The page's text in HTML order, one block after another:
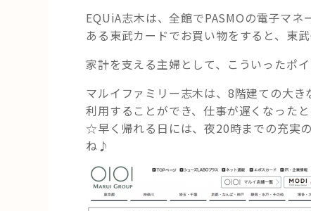
シ
ョ
ッ
ン
グ！
EQUiA（エ
キ
ア）
と
マ
EQUiA志木は、全館でPASMOの電子マ
ある東武カードでお買い物をすると、東
家計を支える主婦として、こういったポ
マルイファミリー志木は、8階建ての大
利用することができ、仕事が遅くなった
☆早く帰れる日には、夜20時までの充実
ね♪